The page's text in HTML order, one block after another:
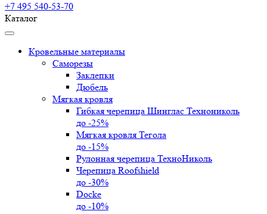
+7 495 540-53-70
Каталог
Кровельные материалы
Саморезы
Заклепки
Дюбель
Мягкая кровля
Гибкая черепица Шинглас Технониколь
до -25%
Мягкая кровля Тегола
до -15%
Рулонная черепица ТехноНиколь
Черепица Roofshield
до -30%
Docke
до -10%